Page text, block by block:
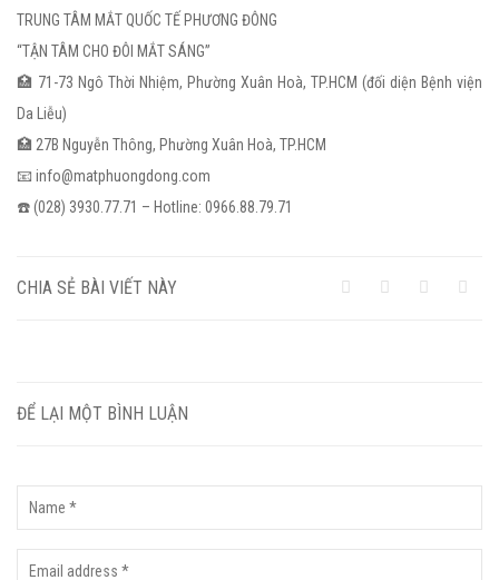
TRUNG TÂM MẮT QUỐC TẾ PHƯƠNG ĐÔNG
“TẬN TÂM CHO ĐÔI MẮT SÁNG”
🏥 71-73 Ngô Thời Nhiệm, Phường Xuân Hoà, TP.HCM (đối diện Bệnh viện
Da Liễu)
🏥 27B Nguyễn Thông, Phường Xuân Hoà, TP.HCM
📧 info@matphuongdong.com
☎️ (028) 3930.77.71 – Hotline: 0966.88.79.71
CHIA SẺ BÀI VIẾT NÀY
ĐỂ LẠI MỘT BÌNH LUẬN